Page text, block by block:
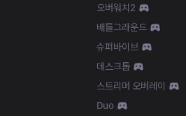
오버워치2
배틀그라운드
슈퍼바이브
데스크톱
스트리머 오버레이
Duo